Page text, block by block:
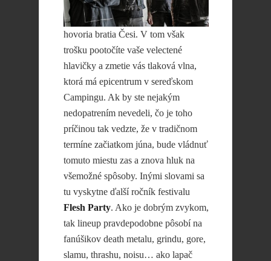
hovoria bratia Česi. V tom však
trošku pootočíte vaše velectené
hlavičky a zmetie vás tlaková vlna,
ktorá má epicentrum v sereďskom
Campingu. Ak by ste nejakým
nedopatrením nevedeli, čo je toho
príčinou tak vedzte, že v tradičnom
termíne začiatkom júna, bude vládnuť
tomuto miestu zas a znova hluk na
všemožné spôsoby. Inými slovami sa
tu vyskytne ďalší ročník festivalu
Flesh Party. Ako je dobrým zvykom,
tak lineup pravdepodobne pôsobí na
fanúšikov death metalu, grindu, gore,
slamu, thrashu, noisu… ako lapač